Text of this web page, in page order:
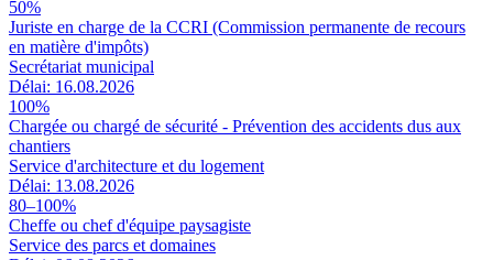
50%
Juriste en charge de la CCRI (Commission permanente de recours
en matière d'impôts)
Secrétariat municipal
Délai: 16.08.2026
100%
Chargée ou chargé de sécurité - Prévention des accidents dus aux
chantiers
Service d'architecture et du logement
Délai: 13.08.2026
80–100%
Cheffe ou chef d'équipe paysagiste
Service des parcs et domaines